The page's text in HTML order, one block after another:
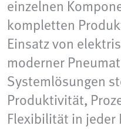
einzelnen
kompletten
Einsatz von
moderner
Systemlösungen
Produktivität,
Flexibilität in